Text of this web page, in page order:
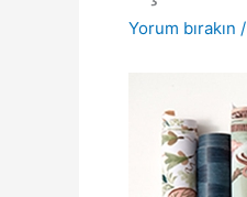
Yorum bırakın /